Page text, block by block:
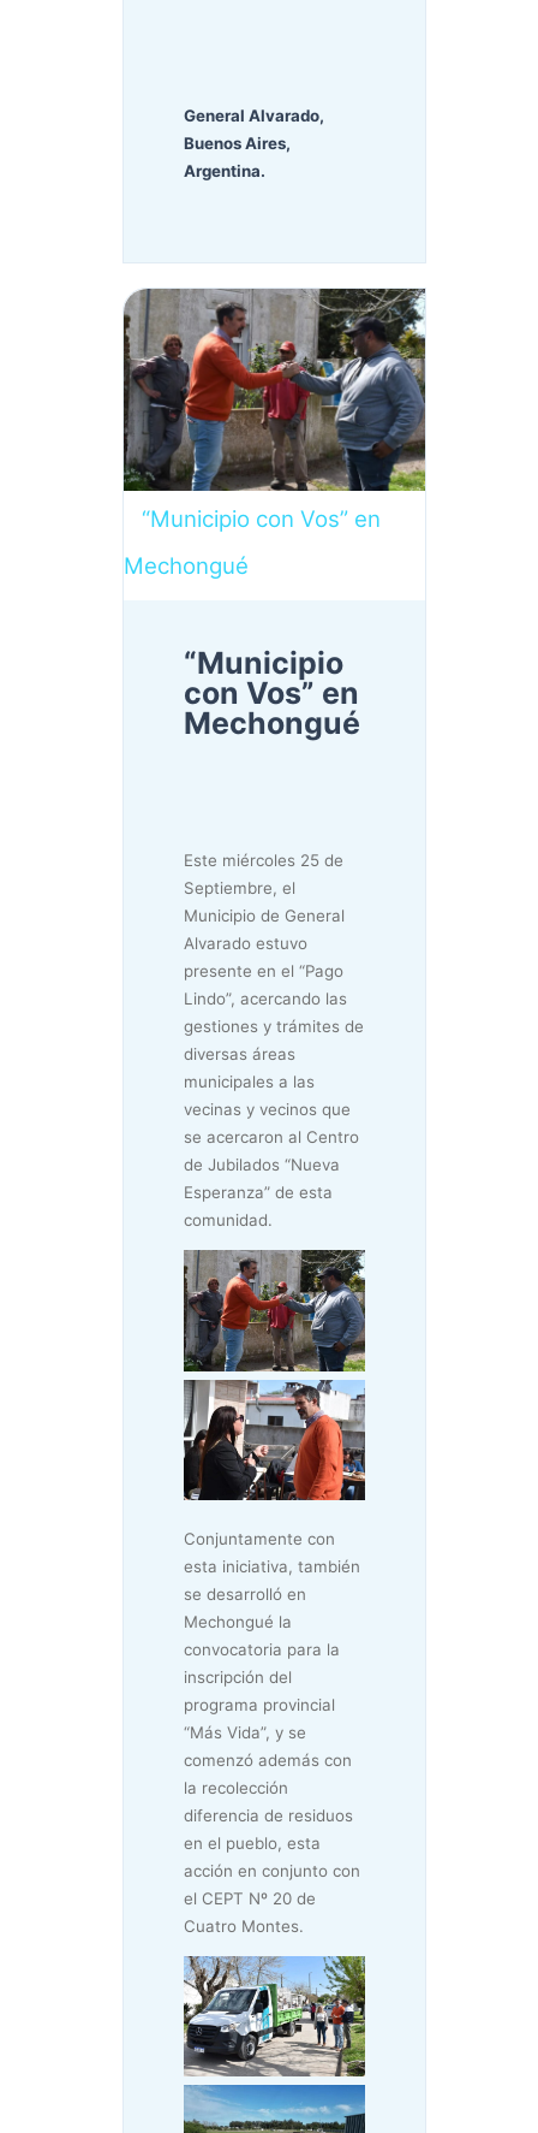
General Alvarado,
Buenos Aires,
Argentina.
“Municipio con Vos” en
Mechongué
“Municipio
con Vos” en
Mechongué
Este miércoles 25 de
Septiembre, el
Municipio de General
Alvarado estuvo
presente en el “Pago
Lindo”, acercando las
gestiones y trámites de
diversas áreas
municipales a las
vecinas y vecinos que
se acercaron al Centro
de Jubilados “Nueva
Esperanza” de esta
comunidad.
Conjuntamente con
esta iniciativa, también
se desarrolló en
Mechongué la
convocatoria para la
inscripción del
programa provincial
“Más Vida”, y se
comenzó además con
la recolección
diferencia de residuos
en el pueblo, esta
acción en conjunto con
el CEPT Nº 20 de
Cuatro Montes.